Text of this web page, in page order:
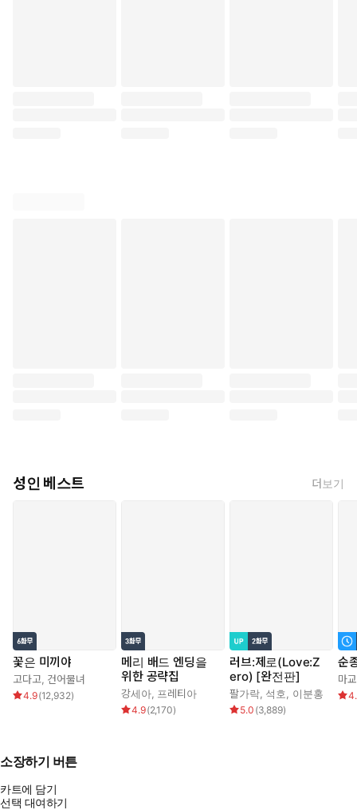
성인 베스트 더보기
꽃은 미끼야
고다고, 건어물녀
4.9(12,932)
메리 배드 엔딩을
위한 공략집
강세아, 프레티아
4.9(2,170)
러브:제로(Love:Z
ero) [완전판]
팔가락, 석호, 이분홍
5.0 (3,889)
순
마
소장하기 버튼
카트에 담기
선택 대여하기